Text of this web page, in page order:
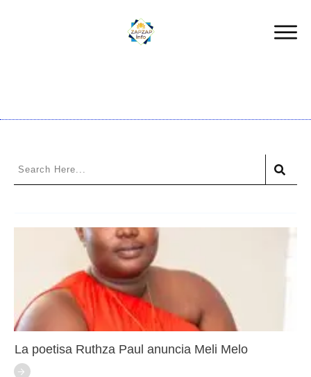
La poetisa Ruthza Paul anuncia Meli Melo